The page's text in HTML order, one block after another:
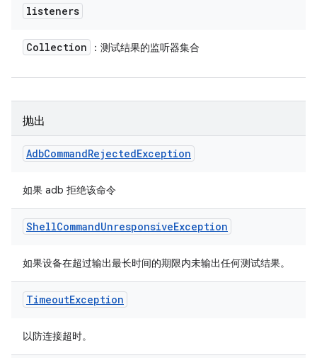
listeners
Collection ：测试结果的监听器集合
抛出
AdbCommandRejectedException
如果 adb 拒绝该命令
ShellCommandUnresponsiveException
如果设备在超过输出最长时间的期限内未输出任何测试结果。
TimeoutException
以防连接超时。